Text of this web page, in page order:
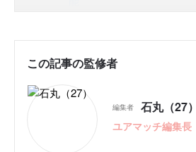
心！
5位
既婚者クラブ プロ
6位
セカパ：バレない仕
この記事の監修者
編集者 石丸（27）
ユアマッチ編集長